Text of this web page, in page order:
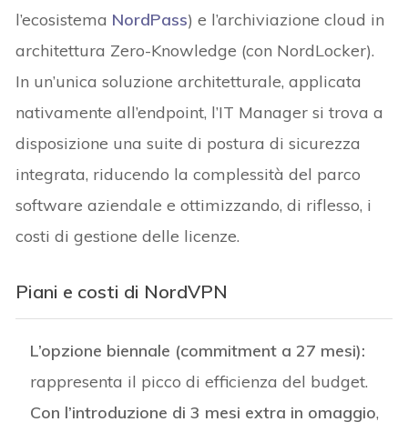
l’ecosistema NordPass) e l’archiviazione cloud in
architettura Zero-Knowledge (con NordLocker).
In un’unica soluzione architetturale, applicata
nativamente all’endpoint, l’IT Manager si trova a
disposizione una suite di postura di sicurezza
integrata, riducendo la complessità del parco
software aziendale e ottimizzando, di riflesso, i
costi di gestione delle licenze.
Piani e costi di NordVPN
L’opzione biennale (commitment a 27 mesi):
rappresenta il picco di efficienza del budget.
Con l’introduzione di 3 mesi extra in omaggio,